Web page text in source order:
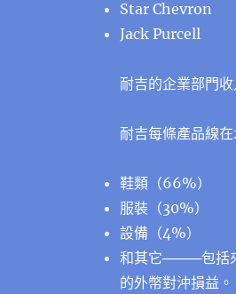
Star Chevron
Jack Purcell
耐吉的企業部門
耐吉每條產品線
鞋類（66%）
服裝（30%）
設備（4%）
和其它────包括
的外幣對沖損益。